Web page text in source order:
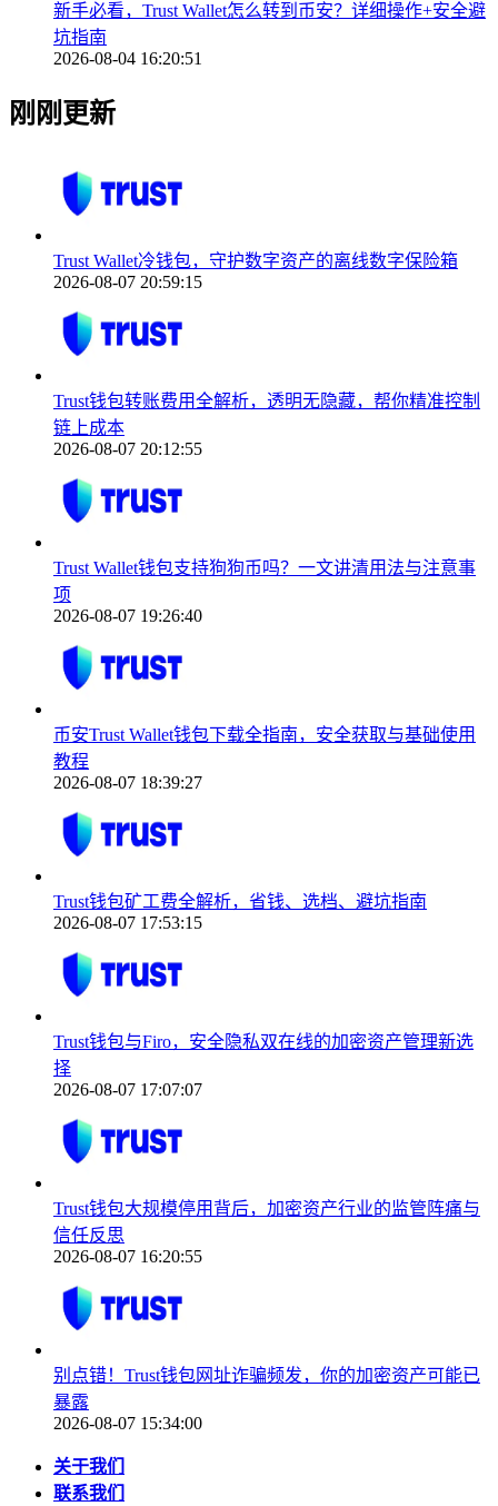
新手必看，Trust Wallet怎么转到币安？详细操作+安全避
坑指南
2026-08-04 16:20:51
刚刚更新
Trust Wallet冷钱包，守护数字资产的离线数字保险箱
2026-08-07 20:59:15
Trust钱包转账费用全解析，透明无隐藏，帮你精准控制
链上成本
2026-08-07 20:12:55
Trust Wallet钱包支持狗狗币吗？一文讲清用法与注意事
项
2026-08-07 19:26:40
币安Trust Wallet钱包下载全指南，安全获取与基础使用
教程
2026-08-07 18:39:27
Trust钱包矿工费全解析，省钱、选档、避坑指南
2026-08-07 17:53:15
Trust钱包与Firo，安全隐私双在线的加密资产管理新选
择
2026-08-07 17:07:07
Trust钱包大规模停用背后，加密资产行业的监管阵痛与
信任反思
2026-08-07 16:20:55
别点错！Trust钱包网址诈骗频发，你的加密资产可能已
暴露
2026-08-07 15:34:00
关于我们
联系我们